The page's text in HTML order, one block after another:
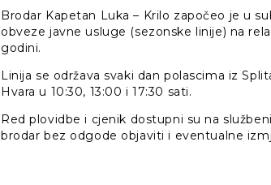
Brodar Kapetan Luka – Krilo započeo je u
obveze javne usluge (sezonske linije) na
godini.
Linija se održava svaki dan polascima iz
Hvara u 10:30, 13:00 i 17:30 sati.
Red plovidbe i cjenik dostupni su na
brodar bez odgode objaviti i eventualne